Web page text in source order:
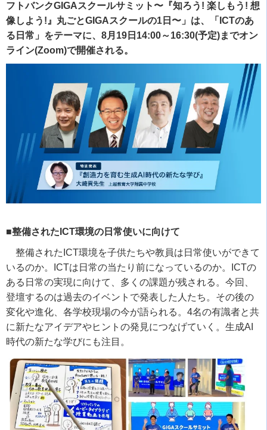
フトバンクGIGAスクールサミット〜『知ろう! 楽しもう! 想
像しよう!』丸ごとGIGAスクールの1日〜」は、「ICTのあ
る日常」をテーマに、8月19日14:00～16:30(予定)までオン
ライン(Zoom)で開催される。
■整備されたICT環境の日常使いに向けて
整備された ICT環境を子供たちや教員は日常使いができて
いるのか。
ICTは日常の当たり前になっているのか。 ICTの
ある日常の実現に向けて、多くの課題が残される。今回、
登壇するのは過去のイベントで発表した人たち。その後の
変化や進化、各学校現場の今が語られる。 4名の有識者と共
に新たなアイデアやヒントの発見につなげていく。生成AI
時代の新たな学びにも注目。